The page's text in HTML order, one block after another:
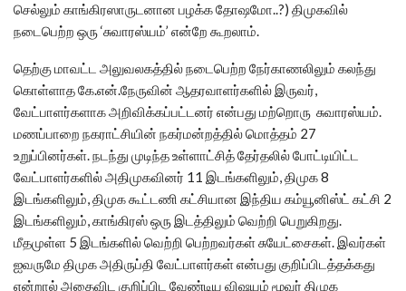
செல்லும் காங்கிரஸாருடனான பழக்க தோஷமோ..?) திமுகவில்
நடைபெற்ற ஒரு ‘சுவாரஸ்யம்’ என்றே கூறலாம்.
தெற்கு மாவட்ட அலுவலகத்தில் நடைபெற்ற நேர்காணலிலும் கலந்து
கொள்ளாத கே.என்.நேருவின் ஆதரவாளர்களில் இருவர்,
வேட்பாளர்களாக அறிவிக்கப்பட்டனர் என்பது மற்றொரு சுவாரஸ்யம்.
மணப்பாறை நகராட்சியின் நகர்மன்றத்தில் மொத்தம் 27
உறுப்பினர்கள். நடந்து முடிந்த உள்ளாட்சித் தேர்தலில் போட்டியிட்ட
வேட்பாளர்களில் அதிமுகவினர் 11 இடங்களிலும், திமுக 8
இடங்களிலும், திமுக கூட்டணி கட்சியான இந்திய கம்யூனிஸ்ட் கட்சி 2
இடங்களிலும், காங்கிரஸ் ஒரு இடத்திலும் வெற்றி பெறுகிறது.
மீதமுள்ள 5 இடங்களில் வெற்றி பெற்றவர்கள் சுயேட்சைகள். இவர்கள்
ஐவருமே திமுக அதிருப்தி வேட்பாளர்கள் என்பது குறிப்பிடத்தக்கது
என்றால் அதைவிட குறிப்பிட வேண்டிய விஷயம் மூவர் திமுக